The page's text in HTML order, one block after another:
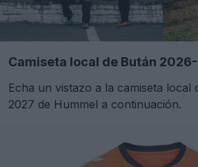
Camiseta local de Bután
Echa un vistazo a la camiseta local
2027 de Hummel a continuación.